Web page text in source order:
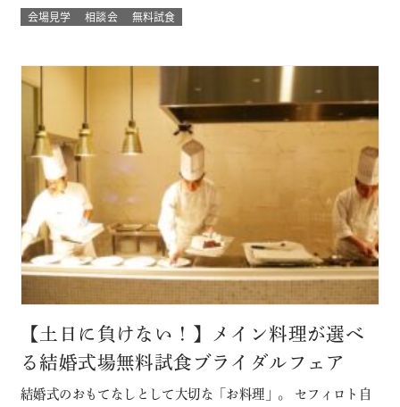
ウェディング試食も結婚式の挙式体験も披露宴演出体験
も！！ いろいろな体験が気軽にできるよくばりフェア♪ 結婚
当日の過ごし方も体験して…
会場見学 相談会 無料試食
【土日に負けない！】メイン料理が選べ
る結婚式場無料試食ブライダルフェア
結婚式のおもてなしとして大切な「お料理」。 セフィロト自